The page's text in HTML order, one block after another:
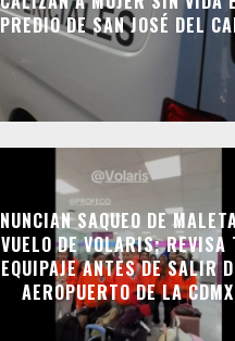
PREDIO DE SAN JOSÉ DEL
SAQUEO DE
VUELO DE VOLARIS; REVISA
EQUIPAJE ANTES DE SALIR
AEROPUERTO DE LA CDMX